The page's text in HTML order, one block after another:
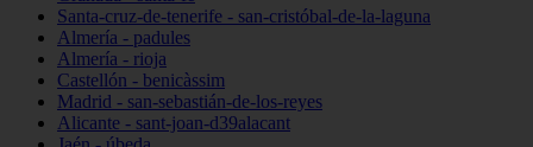
Santa-cruz-de-tenerife - san-cristóbal-de-la-laguna
Almería - padules
Almería - rioja
Castellón - benicàssim
Madrid - san-sebastián-de-los-reyes
Alicante - sant-joan-d39alacant